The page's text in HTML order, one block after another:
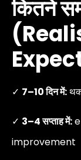
कितने
✓ 7–10 दिन में:
✓ 3–4 सप्ताह में:
improvement